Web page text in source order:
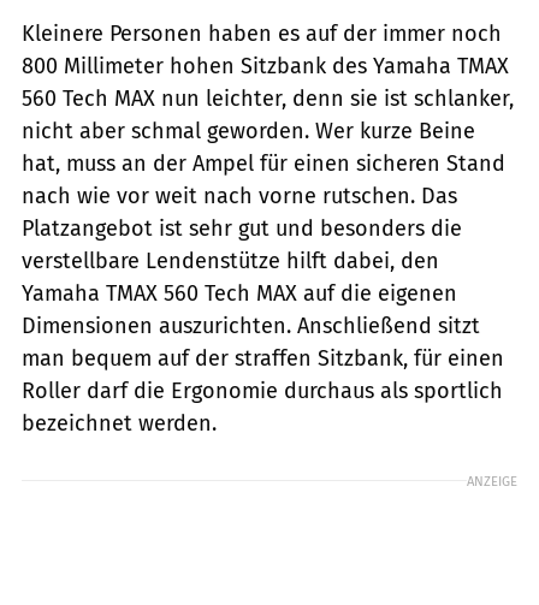
Kleinere Personen haben es auf der immer noch
800 Millimeter hohen Sitzbank des Yamaha TMAX
560 Tech MAX nun leichter, denn sie ist schlanker,
nicht aber schmal geworden. Wer kurze Beine
hat, muss an der Ampel für einen sicheren Stand
nach wie vor weit nach vorne rutschen. Das
Platzangebot ist sehr gut und besonders die
verstellbare Lendenstütze hilft dabei, den
Yamaha TMAX 560 Tech MAX auf die eigenen
Dimensionen auszurichten. Anschließend sitzt
man bequem auf der straffen Sitzbank, für einen
Roller darf die Ergonomie durchaus als sportlich
bezeichnet werden.
ANZEIGE